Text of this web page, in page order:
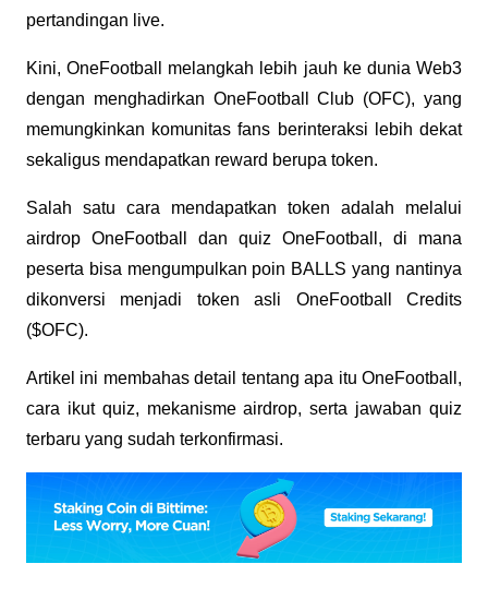
pertandingan live.
Kini, OneFootball melangkah lebih jauh ke dunia Web3
dengan menghadirkan OneFootball Club (OFC), yang
memungkinkan komunitas fans berinteraksi lebih dekat
sekaligus mendapatkan reward berupa token.
Salah satu cara mendapatkan token adalah melalui
airdrop OneFootball dan quiz OneFootball, di mana
peserta bisa mengumpulkan poin BALLS yang nantinya
dikonversi menjadi token asli OneFootball Credits
($OFC).
Artikel ini membahas detail tentang apa itu OneFootball,
cara ikut quiz, mekanisme airdrop, serta jawaban quiz
terbaru yang sudah terkonfirmasi.